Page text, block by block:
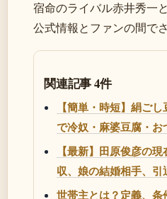
宿命のライバル赤井秀一
公式情報とファンの間で
関連記事 4件
【簡単・時短】絹ご
で冷奴・麻婆豆腐・
【最新】田原俊彦の
収、娘の結婚相手、
世帯主とは？定義、